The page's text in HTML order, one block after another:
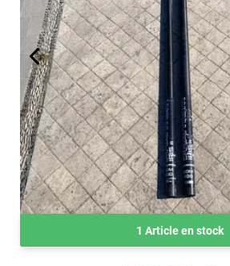
1 Article en stock